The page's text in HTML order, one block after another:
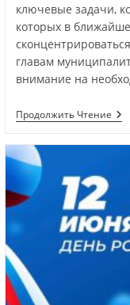
ключевые задачи,
которых в
главам
внимание на
Продолжить Чтение